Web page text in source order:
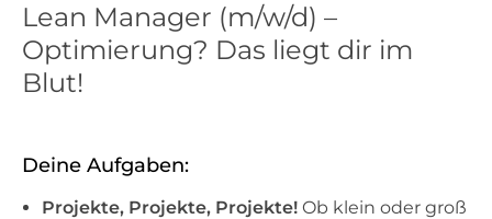
Lean Manager (m/w/d) –
Optimierung? Das liegt dir im
Blut!
Deine Aufgaben:
Projekte, Projekte, Projekte! Ob klein oder groß